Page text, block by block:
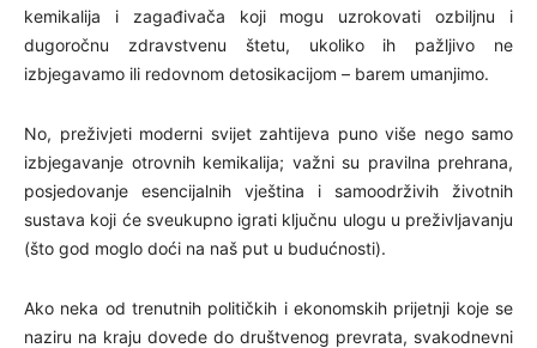
kemikalija i zagađivača koji mogu uzrokovati ozbiljnu i
dugoročnu zdravstvenu štetu, ukoliko ih pažljivo ne
izbjegavamo ili redovnom detosikacijom – barem umanjimo.
No, preživjeti moderni svijet zahtijeva puno više nego samo
izbjegavanje otrovnih kemikalija; važni su pravilna prehrana,
posjedovanje esencijalnih vještina i samoodrživih životnih
sustava koji će sveukupno igrati ključnu ulogu u preživljavanju
(što god moglo doći na naš put u budućnosti).
Ako neka od trenutnih političkih i ekonomskih prijetnji koje se
naziru na kraju dovede do društvenog prevrata, svakodnevni